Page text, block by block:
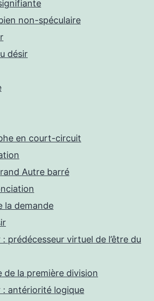
non-spéculaire
désir
en court-circuit
Autre barré
la demande
prédécesseur virtuel de l’être du
de la première division
: antériorité logique